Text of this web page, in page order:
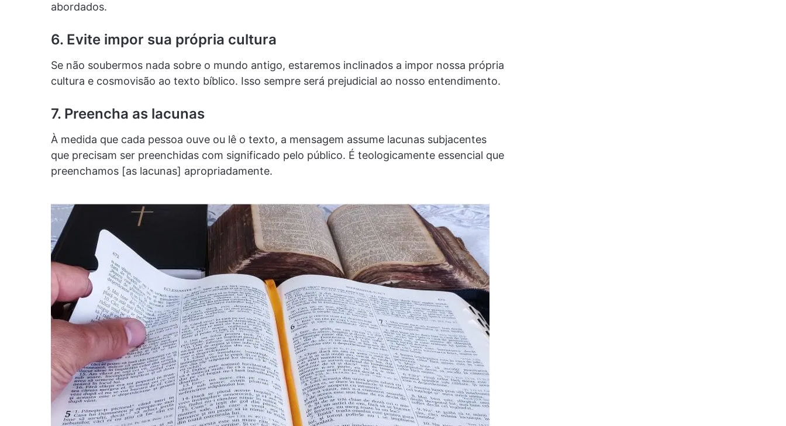
abordados.
6. Evite impor sua própria cultura
Se não soubermos nada sobre o mundo antigo, estaremos inclinados a impor nossa própria
cultura e cosmovisão ao texto bíblico. Isso sempre será prejudicial ao nosso entendimento.
7. Preencha as lacunas
À medida que cada pessoa ouve ou lê o texto, a mensagem assume lacunas subjacentes
que precisam ser preenchidas com significado pelo público. É teologicamente essencial que
preenchamos [as lacunas] apropriadamente.